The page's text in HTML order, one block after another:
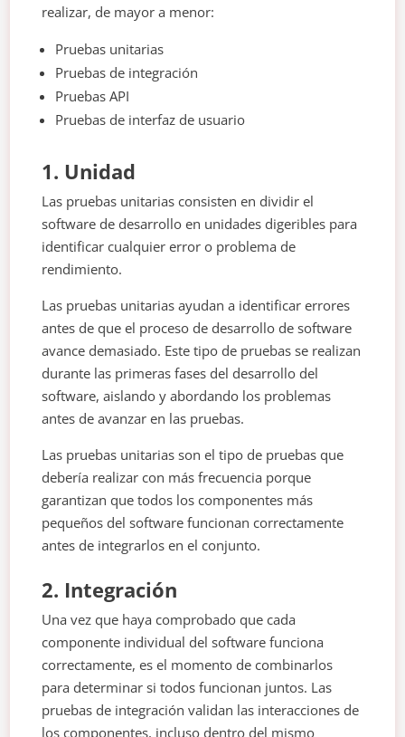
realizar, de mayor a menor:
Pruebas unitarias
Pruebas de integración
Pruebas API
Pruebas de interfaz de usuario
1. Unidad
Las pruebas unitarias consisten en dividir el
software de desarrollo en unidades digeribles para
identificar cualquier error o problema de
rendimiento.
Las pruebas unitarias ayudan a identificar errores
antes de que el proceso de desarrollo de software
avance demasiado. Este tipo de pruebas se realizan
durante las primeras fases del desarrollo del
software, aislando y abordando los problemas
antes de avanzar en las pruebas.
Las pruebas unitarias son el tipo de pruebas que
debería realizar con más frecuencia porque
garantizan que todos los componentes más
pequeños del software funcionan correctamente
antes de integrarlos en el conjunto.
2. Integración
Una vez que haya comprobado que cada
componente individual del software funciona
correctamente, es el momento de combinarlos
para determinar si todos funcionan juntos. Las
pruebas de integración validan las interacciones de
los componentes, incluso dentro del mismo